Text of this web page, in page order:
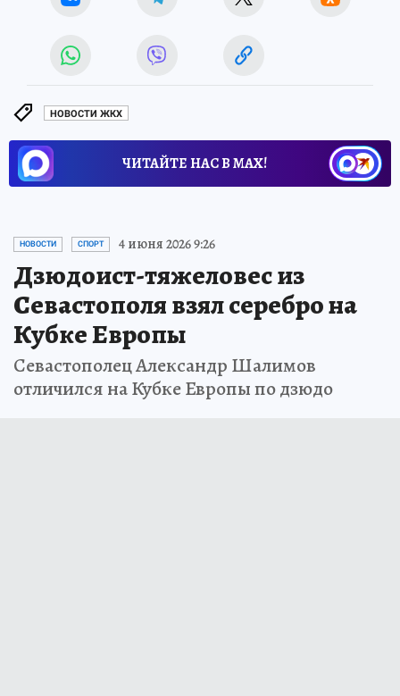
НОВОСТИ ЖКХ
ЧИТАЙТЕ НАС В МАХ!
НОВОСТИ СПОРТ 4 июня 2026 9:26
Дзюдоист-тяжеловес из
Севастополя взял серебро на
Кубке Европы
Севастополец Александр Шалимов
отличился на Кубке Европы по дзюдо